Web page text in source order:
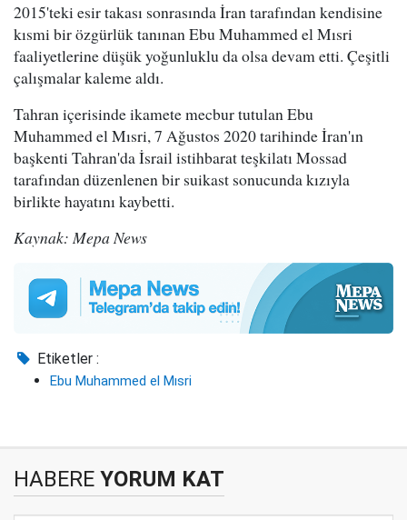
2015'teki esir takası sonrasında İran tarafından kendisine
kısmi bir özgürlük tanınan Ebu Muhammed el Mısri
faaliyetlerine düşük yoğunluklu da olsa devam etti. Çeşitli
çalışmalar kaleme aldı.
Tahran içerisinde ikamete mecbur tutulan Ebu
Muhammed el Mısri, 7 Ağustos 2020 tarihinde İran'ın
başkenti Tahran'da İsrail istihbarat teşkilatı Mossad
tarafından düzenlenen bir suikast sonucunda kızıyla
birlikte hayatını kaybetti.
Kaynak: Mepa News
Etiketler :
Ebu Muhammed el Mısri
HABERE YORUM KAT